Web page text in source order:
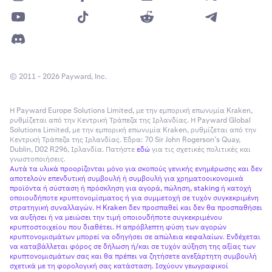
• Η λειτουργία ανταμοιβών στο Kraken
είναι διαθέσιμη
Περιορισμοί xStocks:
• ΤαxStocksδεν είναιδιαθέσιμαστις Ηνωμένες
Πολιτείες.
•
Η IPO της SpaceX μέσω xStocks δεν διατίθεται σε
πελάτες στις Ηνωμένες Πολιτείες.
© 2011 - 2026 Payward, Inc.
Η Payward Europe Solutions Limited, με την εμπορική επωνυμία Kraken,
ρυθμίζεται από την Κεντρική Τράπεζα της Ιρλανδίας. Η Payward Global
Solutions Limited, με την εμπορική επωνυμία Kraken, ρυθμίζεται από την
Κεντρική Τράπεζα της Ιρλανδίας. Έδρα: 70 Sir John Rogerson’s Quay,
Dublin, D02 R296, Ιρλανδία. Πατήστεεδώγια τις σχετικές πολιτικές και
γνωστοποιήσεις.
Αυτά τα υλικά προορίζονται μόνο για σκοπούς γενικής ενημέρωσης και δεν
αποτελούν επενδυτική συμβουλή ή συμβουλή για χρηματοοικονομικά
προϊόντα ή σύσταση ή πρόσκληση για αγορά, πώληση, staking ή κατοχή
οποιουδήποτε κρυπτονομίσματος ή για συμμετοχή σε τυχόν συγκεκριμένη
στρατηγική συναλλαγών. Η Kraken δεν προσπαθεί και δεν θα προσπαθήσει
να αυξήσει ή να μειώσει την τιμή οποιουδήποτε συγκεκριμένου
κρυπτοστοιχείου που διαθέτει. Η απρόβλεπτη φύση των αγορών
κρυπτονομισμάτων μπορεί να οδηγήσει σε απώλεια κεφαλαίων. Ενδέχεται
να καταβάλλεται φόρος σε δήλωση ή/και σε τυχόν αύξηση της αξίας των
κρυπτονομισμάτων σας και θα πρέπει να ζητήσετε ανεξάρτητη συμβουλή
σχετικά με τη φορολογική σας κατάσταση. Ισχύουν γεωγραφικοί